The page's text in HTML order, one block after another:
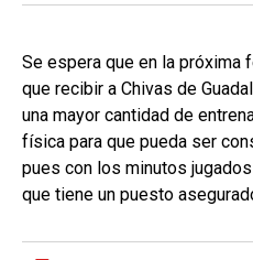
Se espera que en la próxima
que recibir a Chivas de
una mayor cantidad de
física para que pueda ser
pues con los minutos
que tiene un puesto